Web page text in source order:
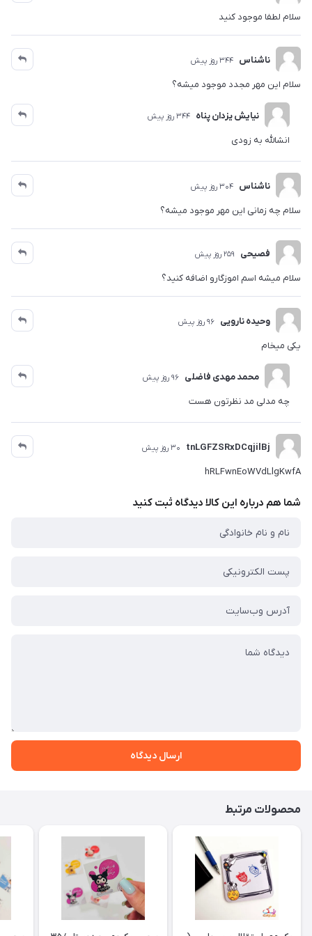
سلام لطفا موجود کنید
ناشناس 344 روز پیش
سلام این مهر مجدد موجود میشه؟
نیایش یزدان پناه 344 روز پیش
انشالله به زودی
ناشناس 304 روز پیش
سلام چه زمانی این مهر موجود میشه؟
فصیحی 259 روز پیش
سلام میشه اسم اموزگارو اضافه کنید؟
وحیده نارویی 96 روز پیش
یکی میخام
محمد مهدی فاضلی 96 روز پیش
چه مدلی مد نظرتون هست
tnLGFZSRxDCqjilBj 30 روز پیش
hRLFwnEoWVdLlgKwfA
شما هم درباره این کالا دیدگاه ثبت کنید
ارسال دیدگاه
محصولات مرتبط